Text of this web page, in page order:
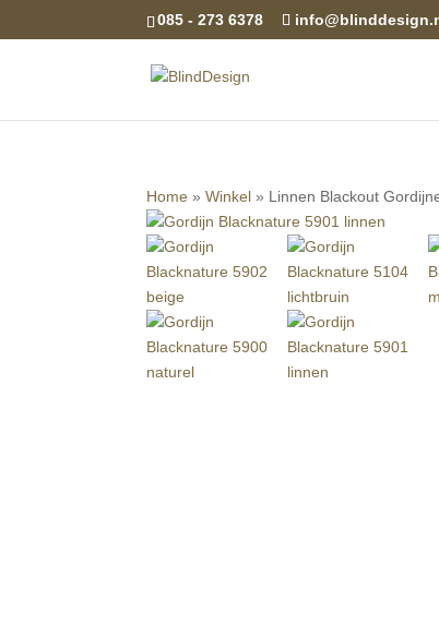
085 - 273 6378
Home »Winkel » Linnen Blackout